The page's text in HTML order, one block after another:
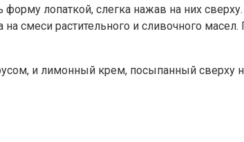
лопаткой, слегка нажав на них
смеси растительного и сливочного
и лимонный крем, посыпанный